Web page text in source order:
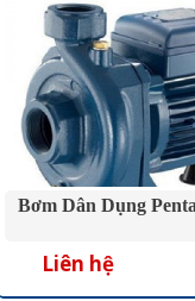
Bơm Dân Dụng
Liên hệ